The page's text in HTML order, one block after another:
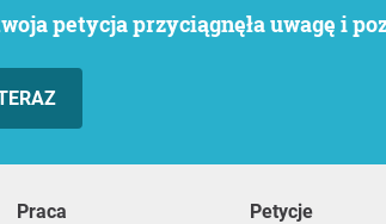
petycja przyciągnęła uwagę i
praca Petycje